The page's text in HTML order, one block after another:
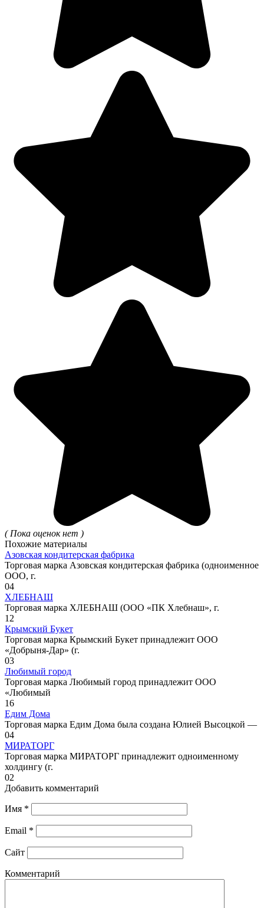
( Пока оценок нет )
Похожие материалы
Азовская кондитерская фабрика
Торговая марка Азовская кондитерская фабрика (одноименное
ООО, г.
04
ХЛЕБНАШ
Торговая марка ХЛЕБНАШ (ООО «ПК Хлебнаш», г.
1 2
Крымский Букет
Торговая марка Крымский Букет принадлежит ООО
«Добрыня-Дар» (г.
03
Любимый город
Торговая марка Любимый город принадлежит ООО
«Любимый
16
Едим Дома
Торговая марка Едим Дома была создана Юлией Высоцкой —
04
МИРАТОРГ
Торговая марка МИРАТОРГ принадлежит одноименному
холдингу (г.
02
Добавить комментарий
Имя *
Email *
Сайт
Комментарий